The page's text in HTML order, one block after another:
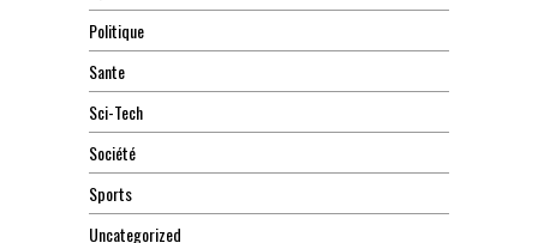
Politique
Sante
Sci-Tech
Société
Sports
Uncategorized